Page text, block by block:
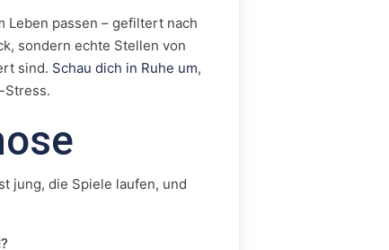
Leben passen – gefiltert nach
sondern echte Stellen von
sind. Schau dich in Ruhe um,
Stress.
jung, die Spiele laufen, und